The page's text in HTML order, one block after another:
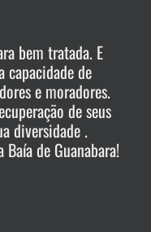
bem tratada. E
de
e moradores.
de seus
diversidade .
de Guanabara!